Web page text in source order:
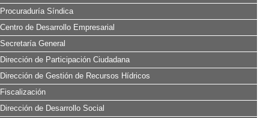
Procuraduría Síndica
Centro de Desarrollo Empresarial
Secretaría General
Dirección de Participación Ciudadana
Dirección de Gestión de Recursos Hídricos
Fiscalización
Dirección de Desarrollo Social